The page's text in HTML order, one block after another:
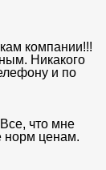
компании!!!
Никакого
и по
что мне
норм ценам.